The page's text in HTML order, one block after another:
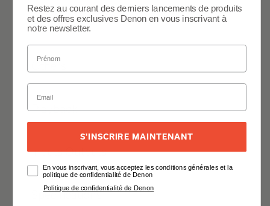
Features
Playback
Inputs Outputs
Specifications
Restez au courant des derniers lancements de produits
et des offres exclusives Denon en vous inscrivant à
notre newsletter.
S'INSCRIRE MAINTENANT
En vous inscrivant, vous acceptez les conditions générales et la
politique de confidentialité de Denon
Politique de confidentialité de Denon